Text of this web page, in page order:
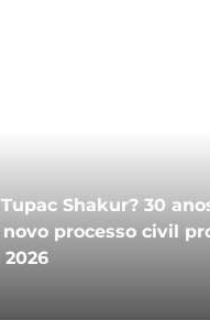
Shakur? 30
processo civil